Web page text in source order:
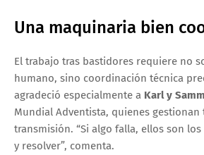
Una maquinaria bien
El trabajo tras bastidores requiere no
humano, sino coordinación técnica
agradeció especialmente a Karl y
Mundial Adventista, quienes
transmisión. “Si algo falla, ellos son
y resolver”, comenta.